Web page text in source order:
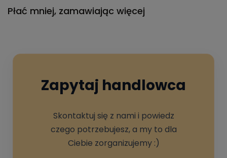
Płać mniej, zamawiając więcej
Zapytaj handlowca
Skontaktuj się z nami i powiedz
czego potrzebujesz, a my to dla
Ciebie zorganizujemy :)